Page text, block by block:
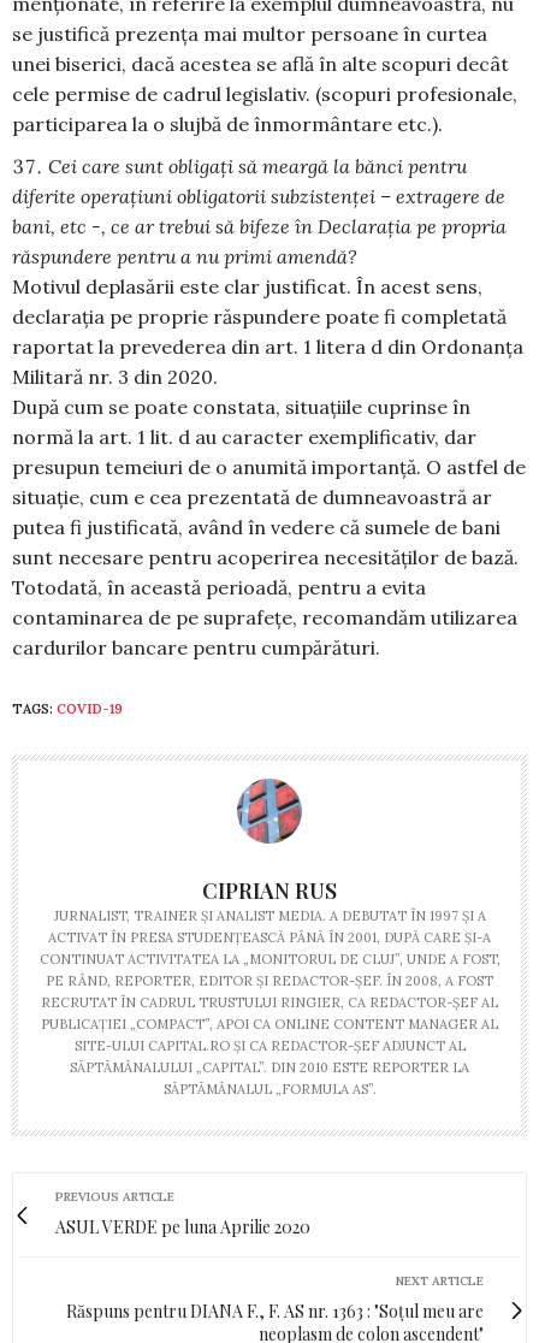
se justifică prezența mai multor persoane în curtea
unei biserici, dacă acestea se află în alte scopuri decât
cele permise de cadrul legislativ. (scopuri profesionale,
participarea la o slujbă de înmormântare etc.).
Cei care sunt obligați să meargă la bănci pentru
diferite operațiuni obligatorii subzistenței – extragere de
bani, etc -, ce ar trebui să bifeze în Declarația pe propria
răspundere pentru a nu primi amendă?
Motivul deplasării este clar justificat. În acest sens,
declarația pe proprie răspundere poate fi completată
raportat la prevederea din art. 1 litera d din Ordonanța
Militară nr. 3 din 2020.
După cum se poate constata, situațiile cuprinse în
normă la art. 1 lit. d au caracter exemplificativ, dar
presupun temeiuri de o anumită importanță. O astfel de
situație, cum e cea prezentată de dumneavoastră ar
putea fi justificată, având în vedere că sumele de bani
sunt necesare pentru acoperirea necesităților de bază.
Totodată, în această perioadă, pentru a evita
contaminarea de pe suprafețe, recomandăm utilizarea
cardurilor bancare pentru cumpărături.
TAGS: COVID-19
CIPRIAN RUS
JURNALIST, TRAINER ŞI ANALIST MEDIA. A DEBUTAT ÎN 1997 ŞI A
ACTIVAT ÎN PRESA STUDENŢEASCĂ PÂNĂ ÎN 2001, DUPĂ CARE ŞI-A
CONTINUAT ACTIVITATEA LA „MONITORUL DE CLUJ”, UNDE A FOST,
PE RÂND, REPORTER, EDITOR ŞI REDACTOR-ŞEF. ÎN 2008, A FOST
RECRUTAT ÎN CADRUL TRUSTULUI RINGIER, CA REDACTOR-ŞEF AL
PUBLICAŢIEI „COMPACT”, APOI CA ONLINE CONTENT MANAGER AL
SITE-ULUI CAPITAL.RO ŞI CA REDACTOR-ŞEF ADJUNCT AL
SĂPTĂMÂNALULUI „CAPITAL”. DIN 2010 ESTE REPORTER LA
SĂPTĂMÂNALUL „FORMULA AS”.
PREVIOUS ARTICLE
ASUL VERDE pe luna Aprilie 2020
NEXT ARTICLE
Răspuns pentru DIANA F., F. AS nr. 1363 : "Soțul meu are
neoplasm de colon ascendent"